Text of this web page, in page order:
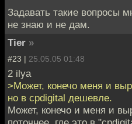
Задавать такие вопросы
не знаю и не дам.
Tier »
#23 | 25.05.05 01:48
2 ilya
>Может, конечо меня и
но в cpdigital дешевле.
Может, конечо и меня и